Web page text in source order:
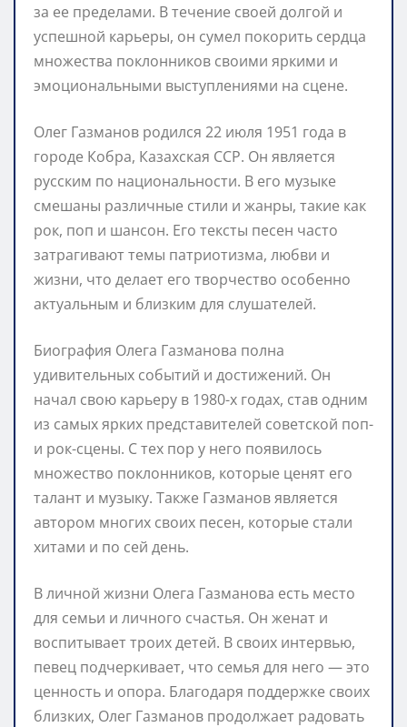
за ее пределами. В течение своей долгой и
успешной карьеры, он сумел покорить сердца
множества поклонников своими яркими и
эмоциональными выступлениями на сцене.
Олег Газманов родился 22 июля 1951 года в
городе Кобра, Казахская ССР. Он является
русским по национальности. В его музыке
смешаны различные стили и жанры, такие как
рок, поп и шансон. Его тексты песен часто
затрагивают темы патриотизма, любви и
жизни, что делает его творчество особенно
актуальным и близким для слушателей.
Биография Олега Газманова полна
удивительных событий и достижений. Он
начал свою карьеру в 1980-х годах, став одним
из самых ярких представителей советской поп-
и рок-сцены. С тех пор у него появилось
множество поклонников, которые ценят его
талант и музыку. Также Газманов является
автором многих своих песен, которые стали
хитами и по сей день.
В личной жизни Олега Газманова есть место
для семьи и личного счастья. Он женат и
воспитывает троих детей. В своих интервью,
певец подчеркивает, что семья для него — это
ценность и опора. Благодаря поддержке своих
близких, Олег Газманов продолжает радовать